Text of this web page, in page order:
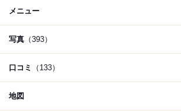
メニュー
写真 （393）
口コミ （133）
地図